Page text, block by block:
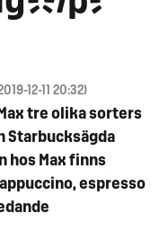
12-11 20:32)
tre olika sorters
Starbucksägda
hos Max finns
espresso